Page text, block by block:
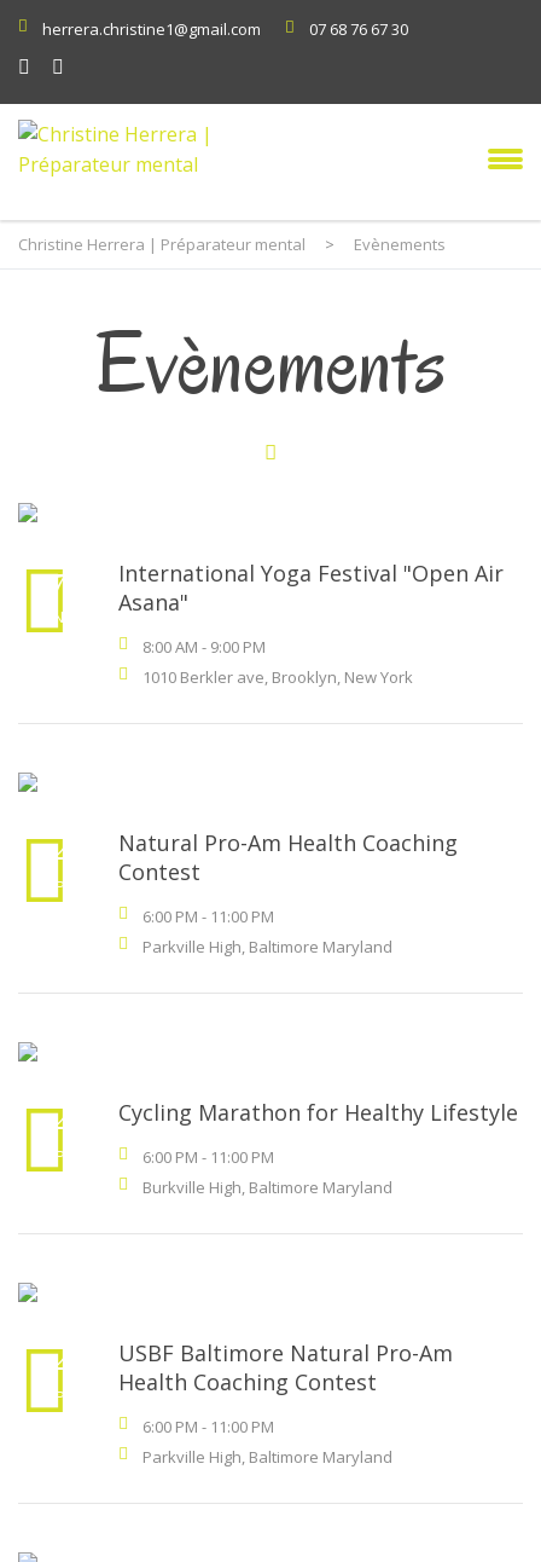
herrera.christine1@gmail.com 07 68 76 67 30
Christine Herrera | Préparateur mental > Evènements
Evènements
17
JAN
International Yoga Festival "Open Air
Asana"
8:00 AM - 9:00 PM
1010 Berkler ave, Brooklyn, New York
24
SEP
Natural Pro-Am Health Coaching
Contest
6:00 PM - 11:00 PM
Parkville High, Baltimore Maryland
24
SEP
Cycling Marathon for Healthy Lifestyle
6:00 PM - 11:00 PM
Burkville High, Baltimore Maryland
24
SEP
USBF Baltimore Natural Pro-Am
Health Coaching Contest
6:00 PM - 11:00 PM
Parkville High, Baltimore Maryland